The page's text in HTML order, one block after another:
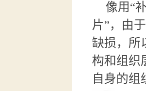
像用“
片”，由
缺损，所
构和组织
自身的组